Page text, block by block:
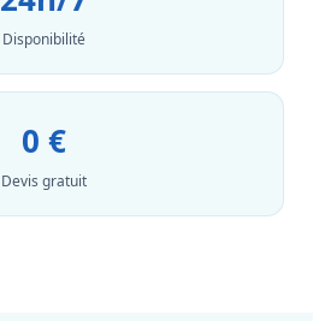
Disponibilité
0 €
Devis gratuit